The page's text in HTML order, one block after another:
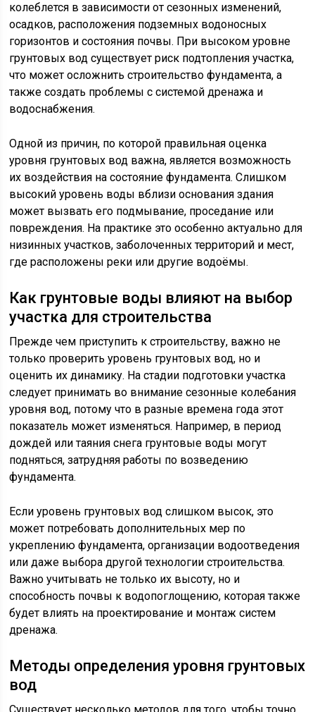
колеблется в зависимости от сезонных изменений,
осадков, расположения подземных водоносных
горизонтов и состояния почвы. При высоком уровне
грунтовых вод существует риск подтопления участка,
что может осложнить строительство фундамента, а
также создать проблемы с системой дренажа и
водоснабжения.
Одной из причин, по которой правильная оценка
уровня грунтовых вод важна, является возможность
их воздействия на состояние фундамента. Слишком
высокий уровень воды вблизи основания здания
может вызвать его подмывание, проседание или
повреждения. На практике это особенно актуально для
низинных участков, заболоченных территорий и мест,
где расположены реки или другие водоёмы.
Как грунтовые воды влияют на выбор
участка для строительства
Прежде чем приступить к строительству, важно не
только проверить уровень грунтовых вод, но и
оценить их динамику. На стадии подготовки участка
следует принимать во внимание сезонные колебания
уровня вод, потому что в разные времена года этот
показатель может изменяться. Например, в период
дождей или таяния снега грунтовые воды могут
подняться, затрудняя работы по возведению
фундамента.
Если уровень грунтовых вод слишком высок, это
может потребовать дополнительных мер по
укреплению фундамента, организации водоотведения
или даже выбора другой технологии строительства.
Важно учитывать не только их высоту, но и
способность почвы к водопоглощению, которая также
будет влиять на проектирование и монтаж систем
дренажа.
Методы определения уровня грунтовых
вод